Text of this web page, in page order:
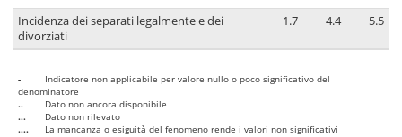
Incidenza dei separati legalmente e dei
divorziati
1.7 4.4 5.5
-
Indicatore non applicabile per valore nullo o poco significativo del
denominatore
..
Dato non ancora disponibile
...
Dato non rilevato
....
La mancanza o esiguità del fenomeno rende i valori non significativi